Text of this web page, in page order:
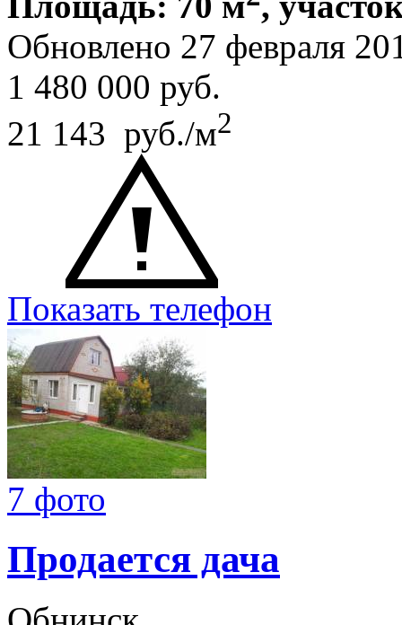
Обновлено 27 февраля
1 480 000 руб.
21 143 руб./м2
Показать телефон
7 фото
Продается дача